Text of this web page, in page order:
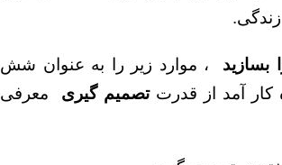
بسازید ، موارد زیر را به عنوان شش
کار آمد از قدرتتصمیم گیری معرفی